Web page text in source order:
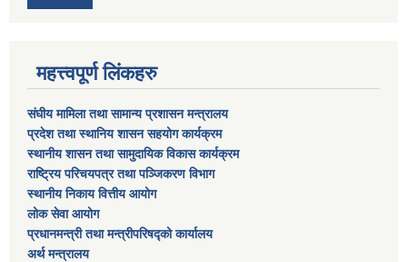
महत्त्वपूर्ण लिंकहरु
संघीय मामिला तथा सामान्य प्रशासन मन्त्रालय
प्रदेश तथा स्थानिय शासन सहयोग कार्यक्रम
स्थानीय शासन तथा सामुदायिक विकास कार्यक्रम
राष्ट्रिय परिचयपत्र तथा पञ्जिकरण विभाग
स्थानीय निकाय वित्तीय आयोग
लोक सेवा आयोग
प्रधानमन्त्री तथा मन्त्रीपरिषद्को कार्यालय
अर्थ मन्त्रालय